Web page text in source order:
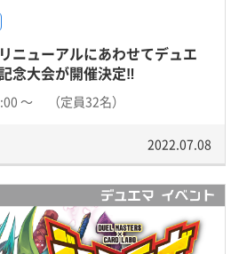
ニューアルにあわせてデュエ
念大会が開催決定‼
〜 （定員32名）
2022.07.08